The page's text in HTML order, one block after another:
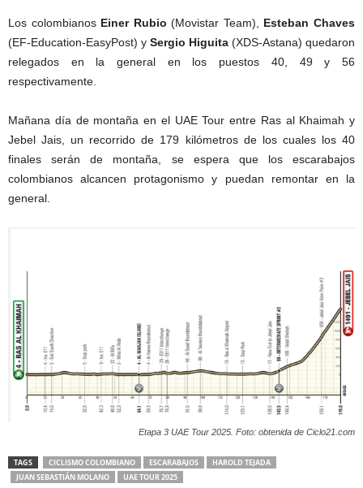
Los colombianos Einer Rubio (Movistar Team), Esteban Chaves
(EF-Education-EasyPost) y Sergio Higuita (XDS-Astana) quedaron
relegados en la general en los puestos 40, 49 y 56
respectivamente.
Mañana día de montaña en el UAE Tour entre Ras al Khaimah y
Jebel Jais, un recorrido de 179 kilómetros de los cuales los 40
finales serán de montaña, se espera que los escarabajos
colombianos alcancen protagonismo y puedan remontar en la
general.
Etapa 3 UAE Tour 2025. Foto: obtenida de Ciclo21.com
TAGS CICLISMO COLOMBIANO ESCARABAJOS
HAROLD TEJADA
JUAN SEBASTIÁN MOLANO
UAE TOUR 2025